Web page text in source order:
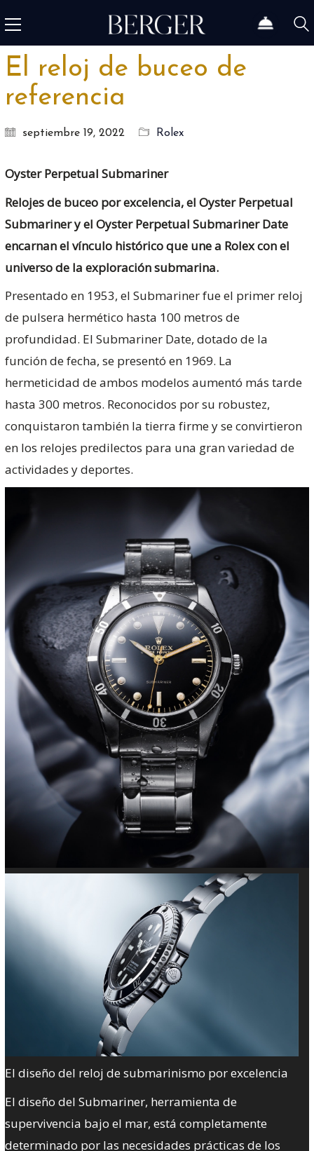
El reloj de buceo de
referencia
septiembre 19, 2022 Rolex
Oyster Perpetual Submariner
Relojes de buceo por excelencia, el Oyster Perpetual
Submariner y el Oyster Perpetual Submariner Date
encarnan el vínculo histórico que une a Rolex con el
universo de la exploración submarina.
Presentado en 1953, el Submariner fue el primer reloj
de pulsera hermético hasta 100 metros de
profundidad. El Submariner Date, dotado de la
función de fecha, se presentó en 1969. La
hermeticidad de ambos modelos aumentó más tarde
hasta 300 metros. Reconocidos por su robustez,
conquistaron también la tierra firme y se convirtieron
en los relojes predilectos para una gran variedad de
actividades y deportes.
El diseño del reloj de submarinismo por excelencia
El diseño del Submariner, herramienta de
supervivencia bajo el mar, está completamente
determinado por las necesidades prácticas de los